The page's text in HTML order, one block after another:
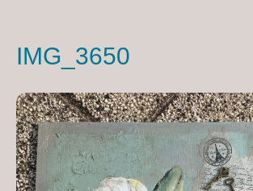
IMG_3650